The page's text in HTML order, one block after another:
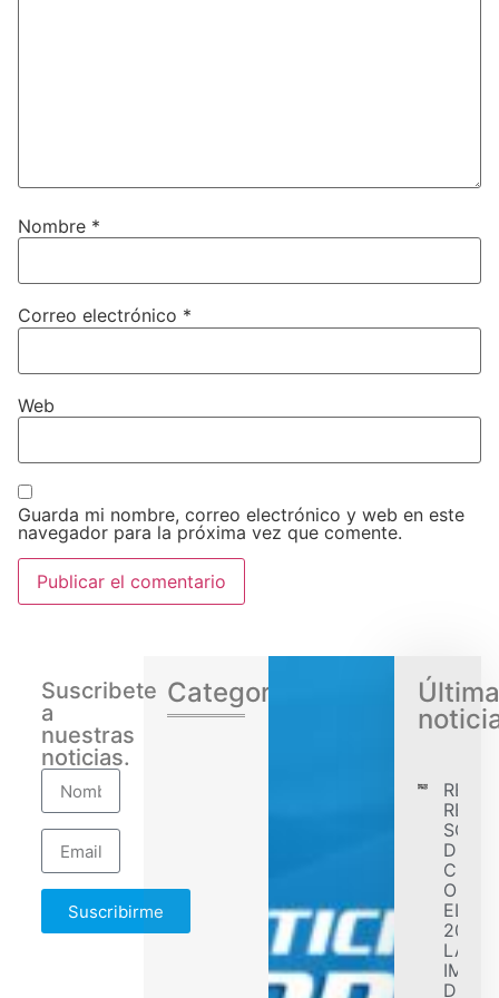
Nombre *
Correo electrónico *
Web
Guarda mi nombre, correo electrónico y web en este
navegador para la próxima vez que comente.
Suscribete
a
nuestras
noticias.
Suscribirme
Categorias
EL
2026
LA
DE